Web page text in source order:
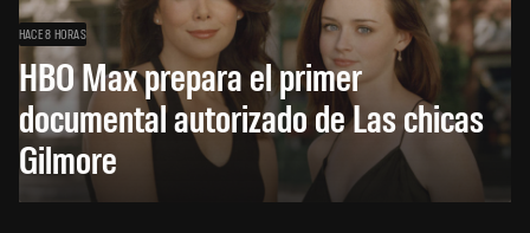
HACE 8 HORAS
HBO Max prepara el primer
documental autorizado de Las chicas
Gilmore